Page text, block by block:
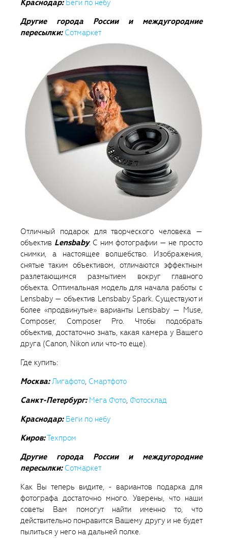
Краснодар: Беги по небу
Другие города России и междугородние
пересылки: Сотмаркет
Отличный подарок для творческого человека —
объектив Lensbaby. С ним фотографии — не просто
снимки, а настоящее волшебство. Изображения,
снятые таким объективом, отличаются эффектным
разлетающимся размытием вокруг главного
объекта. Оптимальная модель для начала работы с
Lensbaby — объектив Lensbaby Spark. Существуют и
более «продвинутые» варианты Lensbaby — Muse,
Composer, Composer Pro. Чтобы подобрать
объектив, достаточно знать, какая камера у Вашего
друга (Canon, Nikon или что-то еще).
Где купить:
Москва: Лигафото, Смартфото
Санкт-Петербург: Мега Фото, Фотосклад
Краснодар: Беги по небу
Киров:Техпром
Другие города России и междугородние
пересылки: Сотмаркет
Как Вы теперь видите, - вариантов подарка для
фотографа достаточно много. Уверены, что наши
советы Вам помогут найти именно то, что
действительно понравится Вашему другу и не будет
пылиться у него на дальней полке.